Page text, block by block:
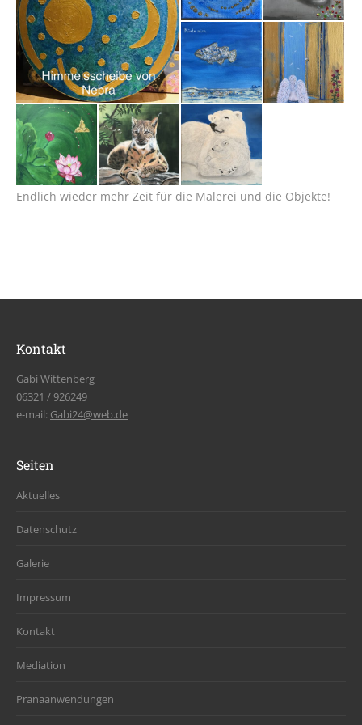
Über mich
Kontakt
Datenschutz
Impressum
Endlich wieder mehr Zeit für die Malerei und die Objekte!
Kontakt
Gabi Wittenberg
06321 / 926249
e-mail: Gabi24@web.de
Seiten
Aktuelles
Datenschutz
Galerie
Impressum
Kontakt
Mediation
Pranaanwendungen